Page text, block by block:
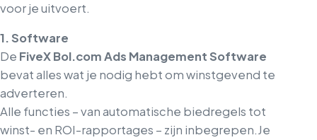
voor je uitvoert.
1. Software
De FiveX Bol.com Ads Management Software
bevat alles wat je nodig hebt om winstgevend te
adverteren.
Alle functies – van automatische biedregels tot
winst- en ROI-rapportages – zijn inbegrepen.Je